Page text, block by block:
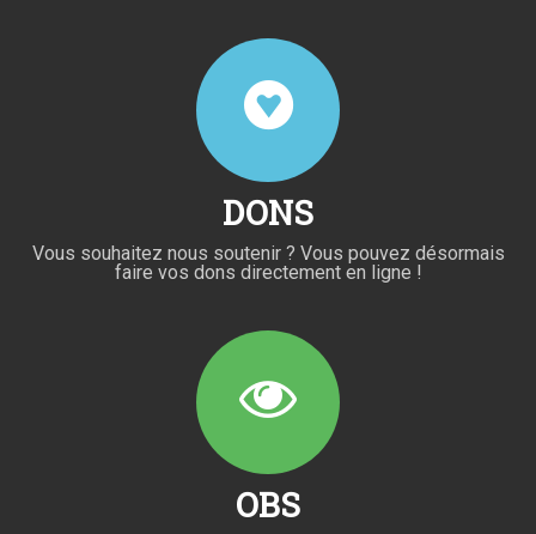
DONS
Vous souhaitez nous soutenir ? Vous pouvez désormais
faire vos dons directement en ligne !
OBS